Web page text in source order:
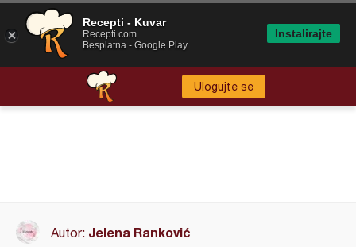
Ulogujte se
Autor: Jelena Ranković
Recepti - Kuvar
Recepti.com
Besplatna - Google Play
Instalirajte